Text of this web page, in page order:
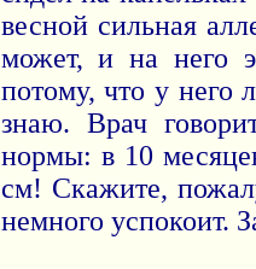
весной сильная
может, и на него
потому, что у него
знаю. Врач
нормы: в 10
см! Скажите,
немного успокоит.